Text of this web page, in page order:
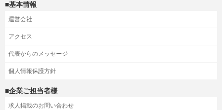
■基本情報
運営会社
アクセス
代表からのメッセージ
個人情報保護方針
■企業ご担当者様
求人掲載のお問い合わせ